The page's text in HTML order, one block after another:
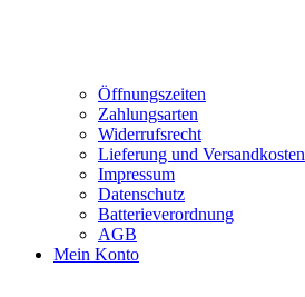
Öffnungszeiten
Zahlungsarten
Widerrufsrecht
Lieferung und Versandkosten
Impressum
Datenschutz
Batterieverordnung
AGB
Mein Konto